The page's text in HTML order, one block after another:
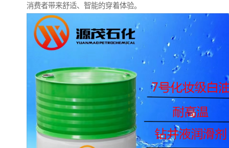
消费者带来舒适、智能的穿着体验。